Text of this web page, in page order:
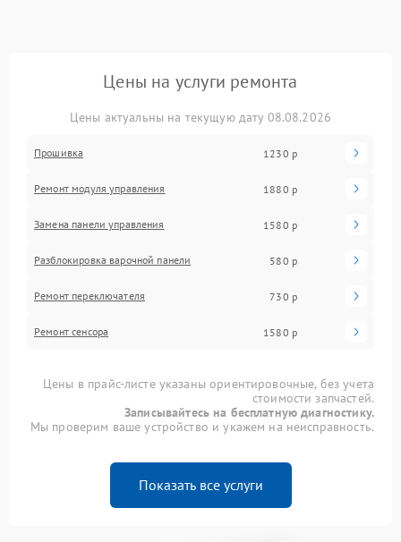
Цены на услуги ремонта
Цены актуальны на текущую дату 08.08.2026
Прошивка 1230 р
Ремонт модуля управления 1880 р
Замена панели управления 1580 р
Разблокировка варочной панели 580 р
Ремонт переключателя 730 р
Ремонт сенсора 1580 р
Цены в прайс-листе указаны ориентировочные, без учета
стоимости запчастей.
Записывайтесь на бесплатную диагностику.
Мы проверим ваше устройство и укажем на неисправность.
Показать все услуги